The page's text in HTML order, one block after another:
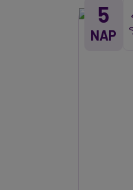
5
NAP